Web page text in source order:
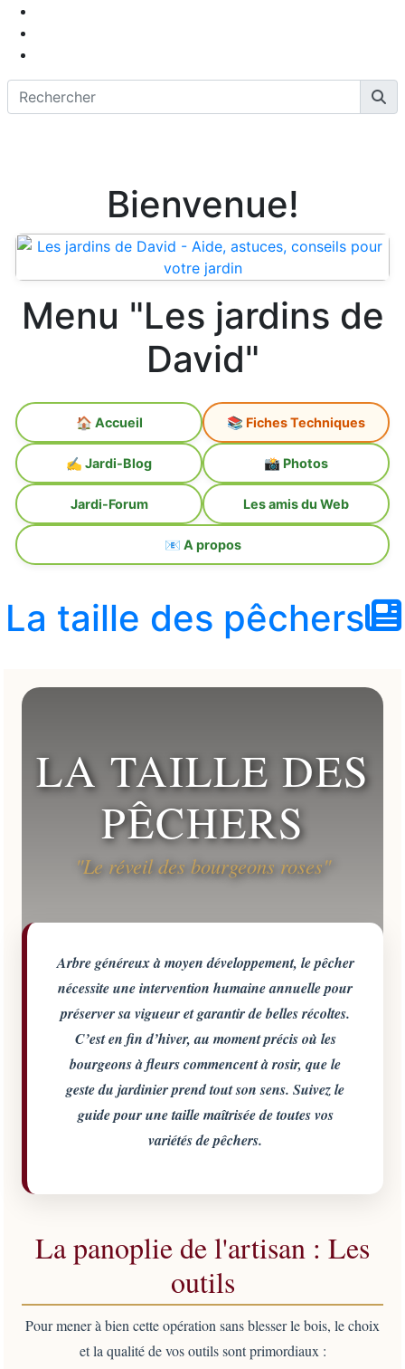
Bienvenue!
Menu "Les jardins de
David"
🏠 Accueil 📚 Fiches Techniques
✍️ Jardi-Blog 📸 Photos
Jardi-Forum Les amis du Web
📧 A propos
La taille des pêchers
LA TAILLE DES
PÊCHERS
"Le réveil des bourgeons roses"
Arbre généreux à moyen développement, le pêcher
nécessite une intervention humaine annuelle pour
préserver sa vigueur et garantir de belles récoltes.
C’est en fin d’hiver, au moment précis où les
bourgeons à fleurs commencent à rosir, que le
geste du jardinier prend tout son sens. Suivez le
guide pour une taille maîtrisée de toutes vos
variétés de pêchers.
La panoplie de l'artisan : Les
outils
Pour mener à bien cette opération sans blesser le bois, le choix
et la qualité de vos outils sont primordiaux :